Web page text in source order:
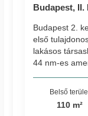
Budapest, II.
Budapest 2.
első
lakásos
44 nm-es
Belső
110 m²